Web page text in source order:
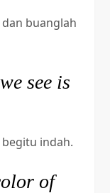
buanglah
see is
indah.
of